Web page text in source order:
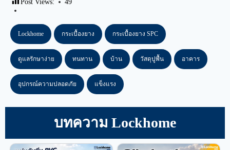
Post Views: 49
Lockhome กระเบื้องยาง กระเบื้องยาง SPC
ดูแลรักษาง่าย ทนทาน บ้าน วัสดุปูพื้น อาคาร
อุปกรณ์ความปลอดภัย แข็งแรง
บทความ Lockhome